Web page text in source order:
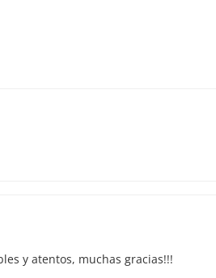
y atentos, muchas gracias!!!